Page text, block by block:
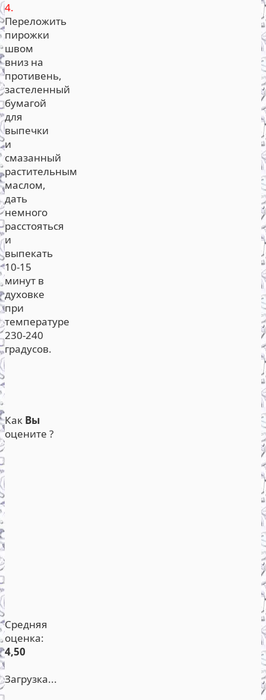
4.
Переложить
пирожки
швом
вниз на
противень,
застеленный
бумагой
для
выпечки
и
смазанный
растительным
маслом,
дать
немного
расстояться
и
выпекать
10-15
минут в
духовке
при
температуре
230-240
градусов.
Как Вы
оцените ?
Средняя
оценка:
4,50
Загрузка...